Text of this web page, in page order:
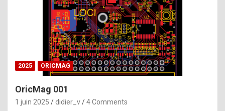
t
p
h
o
n
y
2025 ORICMAG
OricMag 001
1 juin 2025 didier_v 4 Comments